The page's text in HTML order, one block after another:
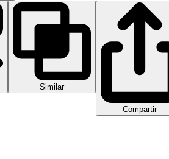
Similar
Compartir